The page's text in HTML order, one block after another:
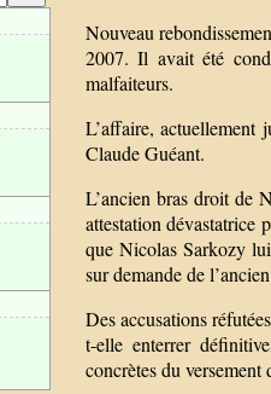
Nouveau
2007. Il avait été
malfaiteurs.
L’affaire, actuellement
Claude Guéant.
L’ancien bras droit de
attestation dévastatrice
que Nicolas Sarkozy
sur demande de
Des accusations
t-elle enterrer
concrètes du